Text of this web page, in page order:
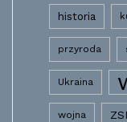
historia
przyroda
Ukraina
wojna